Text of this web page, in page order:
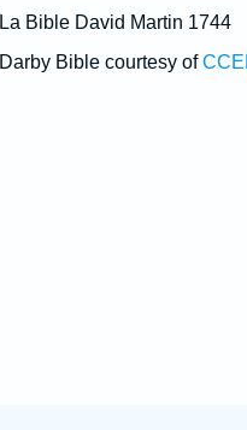
La Bible David Martin 1744
Darby Bible courtesy of